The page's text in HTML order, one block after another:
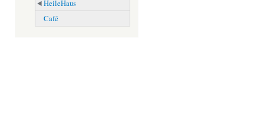
HeileHaus
Café